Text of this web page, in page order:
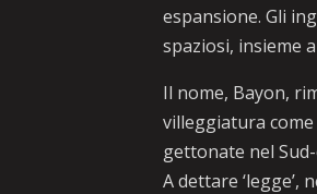
espansione. Gli
spaziosi, insieme
Il nome, Bayon,
villeggiatura
gettonate nel
A dettare